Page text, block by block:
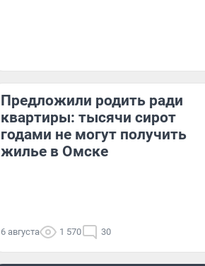
Предложили родить ради
квартиры: тысячи сирот
годами не могут получить
жилье в Омске
6 августа 1 570 30